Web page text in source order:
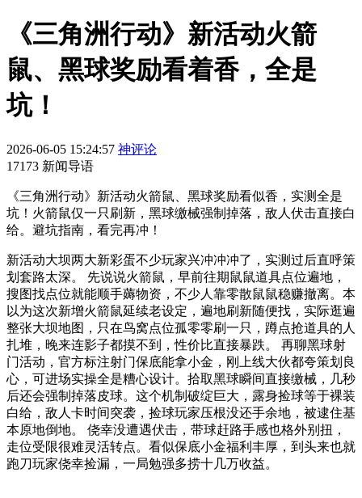
《三角洲行动》新活动火箭
鼠、黑球奖励看着香，全是
坑！
2026-06-05 15:24:57 神评论
17173 新闻导语
《三角洲行动》新活动火箭鼠、黑球奖励看似香，实测全是
坑！火箭鼠仅一只刷新，黑球缴械强制掉落，敌人伏击直接白
给。避坑指南，看完再冲！
新活动大坝两大新彩蛋不少玩家兴冲冲冲了，实测过后直呼策
划套路太深。 先说说火箭鼠，早前往期鼠鼠道具点位遍地，
搜图找点位就能顺手薅物资，不少人靠零散鼠鼠稳赚撤离。本
以为这次新增火箭鼠延续老设定，遍地刷新随便找，实际逛遍
整张大坝地图，只在鸟窝点位孤零零刷一只，蹲点抢道具的人
扎堆，晚来连影子都摸不到，性价比直接暴跌。 再聊黑球射
门活动，官方标注射门保底能拿小金，刚上线大伙都夸策划良
心，可进场实操全是糟心设计。拾取黑球瞬间直接缴械，几秒
后还会强制掉落皮球。这个机制破绽巨大，露身捡球等于裸装
白给，敌人卡时间突袭，捡球玩家压根没还手余地，被逮住基
本原地倒地。 侥幸没遭遇伏击，带球赶路手感也格外别扭，
走位受限很难灵活转点。看似保底小金福利丰厚，到头来也就
跑刀玩家侥幸捡漏，一局勉强多捞十几万收益。